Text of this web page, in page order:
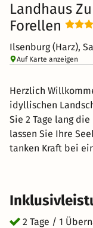
Landhaus
Forellen
Ilsenburg (Harz),
Auf Karte anzeigen
Herzlich
idyllischen
Sie 2 Tage lang
lassen Sie Ihre
tanken Kraft bei
Ihnen alle
Frühstücksbuffet
sich auf
Atmosphäre bei
2 Tage / 1